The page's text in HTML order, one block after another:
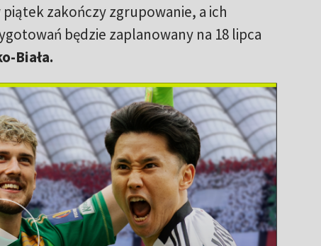
zakończy zgrupowanie, a ich
będzie zaplanowany na 18 lipca
Biała.